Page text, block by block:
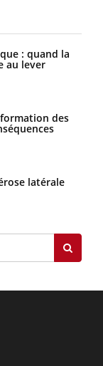
: quand la
au lever
des
latérale